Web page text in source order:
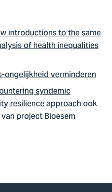
introductions to the same
of health inequalities
ongelijkheid verminderen
syndemic
resilience approachook
project Bloesem